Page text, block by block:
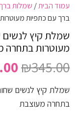
עמוד הבית/ שמלות
ברך עם כתפיות
שמלת קיץ לנשים
מעוטרות בתחרה
₪345.00
שמלת קיץ לנשים
בתחרה מעוצבת